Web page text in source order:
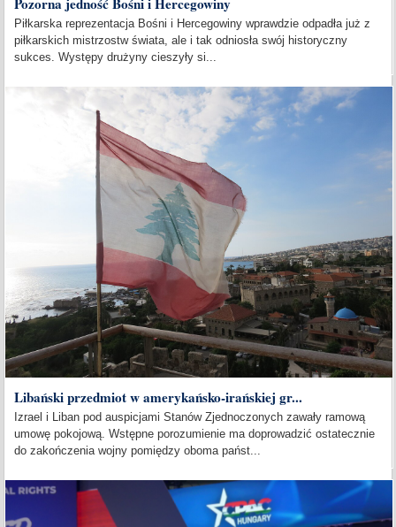
Piłkarska reprezentacja Bośni i Hercegowiny wprawdzie odpadła już z
piłkarskich mistrzostw świata, ale i tak odniosła swój historyczny
sukces. Występy drużyny cieszyły si...
Libański przedmiot w amerykańsko-irańskiej gr...
Izrael i Liban pod auspicjami Stanów Zjednoczonych zawały ramową
umowę pokojową. Wstępne porozumienie ma doprowadzić ostatecznie
do zakończenia wojny pomiędzy oboma państ...